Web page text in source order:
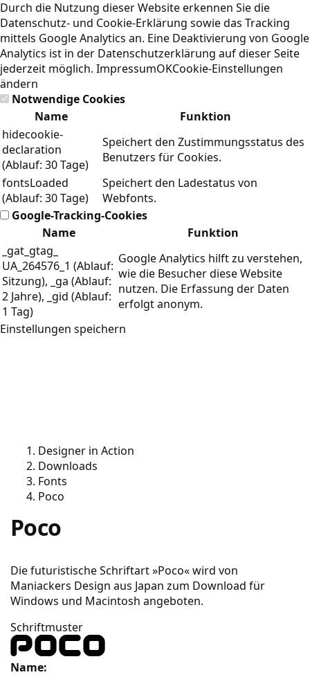
Durch die Nutzung dieser Website erkennen Sie die
Datenschutz- und Cookie-Erklärung sowie das Tracking
mittels Google Analytics an. Eine Deaktivierung von Google
Analytics ist in der Datenschutzerklärung auf dieser Seite
jederzeit möglich. ImpressumOKCookie-Einstellungen
ändern
Notwendige Cookies
Name
Funktion
hidecookie-
declaration
(Ablauf: 30 Tage)
Speichert den Zustimmungsstatus des
Benutzers für Cookies.
fontsLoaded
(Ablauf: 30 Tage)
Speichert den Ladestatus von
Webfonts.
Google-Tracking-Cookies
Name
Funktion
_gat_gtag_
UA_264576_1 (Ablauf:
Sitzung), _ga (Ablauf:
2 Jahre), _gid (Ablauf:
1 Tag)
Google Analytics hilft zu verstehen,
wie die Besucher diese Website
nutzen. Die Erfassung der Daten
erfolgt anonym.
Einstellungen speichern
Designer in Action
Downloads
Fonts
Poco
Poco
Die futuristische Schriftart »Poco« wird von
Maniackers Design aus Japan zum Download für
Windows und Macintosh angeboten.
Schriftmuster
Name: